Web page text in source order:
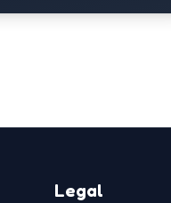
Legal